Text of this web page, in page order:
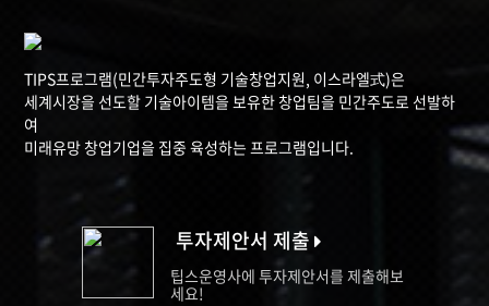
TIPS프로그램(민간투자주도형 기술창업지원, 이스라엘式)은
세계시장을 선도할 기술아이템을 보유한 창업팀을 민간주도로 선발하
여
미래유망 창업기업을 집중 육성하는 프로그램입니다.
투자제안서 제출
팁스운영사에 투자제안서를 제출해보
세요!